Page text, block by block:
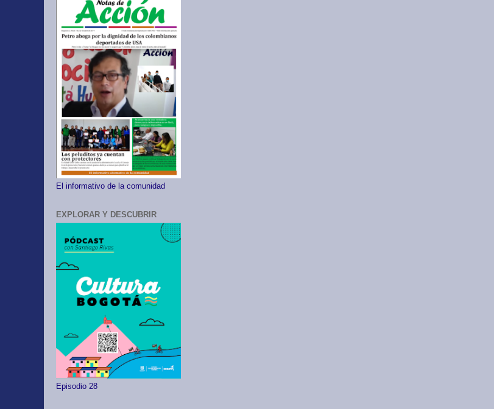
El informativo de la comunidad
EXPLORAR Y DESCUBRIR
Episodio 28